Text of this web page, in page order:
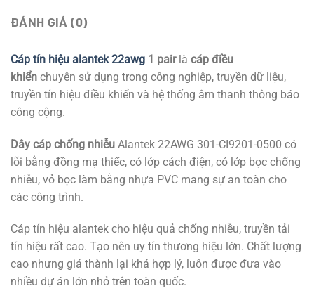
ĐÁNH GIÁ (0)
Cáp tín hiệu alantek 22awg 1 pairlà cáp điều
khiển chuyên sử dụng trong công nghiệp, truyền dữ liệu,
truyền tín hiệu điều khiển và hệ thống âm thanh thông báo
công cộng.
Dây cáp chống nhiễu Alantek 22AWG 301-CI9201-0500 có
lõi bằng đồng mạ thiếc, có lớp cách điện, có lớp bọc chống
nhiễu, vỏ bọc làm bằng nhựa PVC mang sự an toàn cho
các công trình.
Cáp tín hiệu alantek cho hiệu quả chống nhiễu, truyền tải
tín hiệu rất cao. Tạo nên uy tín thương hiệu lớn. Chất lượng
cao nhưng giá thành lại khá hợp lý, luôn được đưa vào
nhiều dự án lớn nhỏ trên toàn quốc.